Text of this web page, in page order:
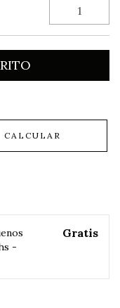
CALCULAR
-
Gratis